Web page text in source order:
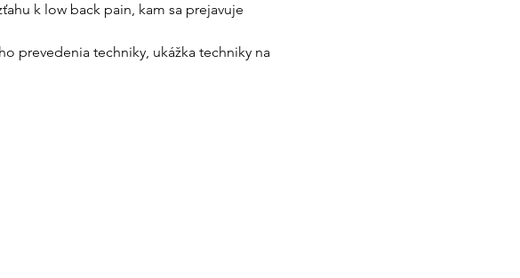
k low back pain, kam sa prejavuje
prevedenia techniky, ukážka techniky na